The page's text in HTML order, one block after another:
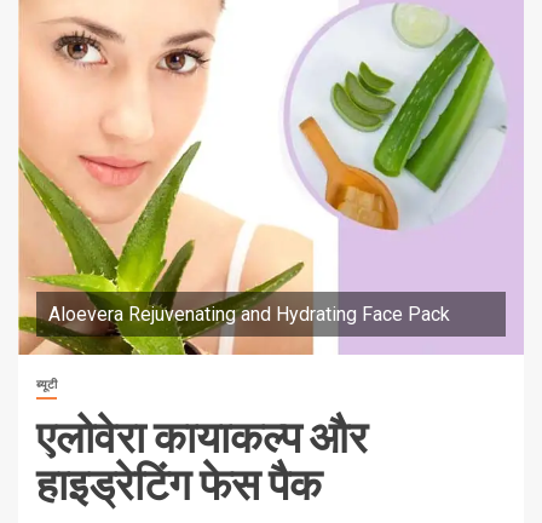
Aloevera Rejuvenating and Hydrating Face Pack
ब्यूटी
एलोवेरा कायाकल्प और
हाइड्रेटिंग फेस पैक